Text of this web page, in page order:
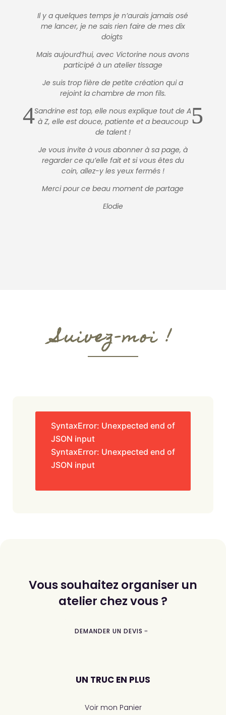
Il y a quelques temps je n’aurais jamais osé
me lancer, je ne sais rien faire de mes dix
doigts
Mais aujourd’hui, avec Victorine nous avons
participé à un atelier tissage
Je suis trop fière de petite création qui a
rejoint la chambre de mon fils.
Sandrine est top, elle nous explique tout de A
à Z, elle est douce, patiente et a beaucoup
de talent !
Je vous invite à vous abonner à sa page, à
regarder ce qu’elle fait et si vous êtes du
coin, allez-y les yeux fermés !
Merci pour ce beau moment de partage
Elodie
Suivez-moi !
SyntaxError: Unexpected end of
JSON input
SyntaxError: Unexpected end of
JSON input
Vous souhaitez organiser un
atelier chez vous ?
DEMANDER UN DEVIS
UN TRUC EN PLUS
Voir mon Panier